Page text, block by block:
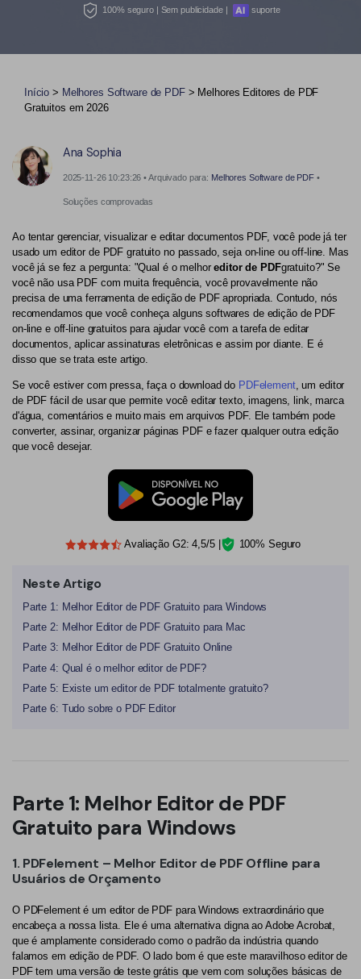
Juntar PDF
Leitor de PDF com IA
Mais ferramentas online
Cloud
PDFelement Cloud
Novo PDFelement：Mais inteligente,
rápido e fácil
Do poder da IA às ferramentas em massa – o novo
Baixe Grátis
Organizar PDF
Formulário PDF
Assinar Legalmente
Redigir Inteligente
PDF OCR
Extrair Dados em PDF
PDF Protegido por Senha
Compartilhar PDF
IA de PDF
Chat com PDF
Resumidor de PDF com IA
Tradutor de PDF com IA
Verificador Gramatical com IA
Detectar Conteúdo de IA
Reescrever PDF com IA
Explicar PDF com IA
Todos os recursos do PDF
Dicas de negócios
Conhecimento de PDF
Soluções de PDF para
Educação
Jurídico
Saúde
Financeiro
Governo
Publicação
Freelancer
Avaliações & Prêmios
Histórias de clientes
Avaliações de clientes
Prêmios G2
Guia do usuário
PDFelement para Mac
PDFelement para iOS
Contatar Suporte
Novidades
Central de Downloads
Atualizar para o PDFelement 12
100% seguro | Sem publicidade | suporte
Início > Melhores Software de PDF> Melhores Editores de PDF
Gratuitos em 2026
Ana Sophia
2025-11-26 10:23:26 • Arquivado para: Melhores Software de PDF•
Soluções comprovadas
Ao tentar gerenciar, visualizar e editar documentos PDF, você pode já ter
usado um editor de PDF gratuito no passado, seja on-line ou off-line. Mas
você já se fez a pergunta: "Qual é o melhoreditor de PDFgratuito?" Se
você não usa PDF com muita frequência, você provavelmente não
precisa de uma ferramenta de edição de PDF apropriada. Contudo, nós
recomendamos que você conheça alguns softwares de edição de PDF
on-line e off-line gratuitos para ajudar você com a tarefa de editar
documentos, aplicar assinaturas eletrônicas e assim por diante. E é
disso que se trata este artigo.
Se você estiver com pressa, faça o download do PDFelement, um editor
de PDF fácil de usar que permite você editar texto, imagens, link, marca
d'água, comentários e muito mais em arquivos PDF. Ele também pode
converter, assinar, organizar páginas PDF e fazer qualquer outra edição
que você desejar.
Avaliação G2: 4,5/5 | 100% Seguro
Neste Artigo
Parte 1: Melhor Editor de PDF Gratuito para Windows
Parte 2: Melhor Editor de PDF Gratuito para Mac
Parte 3: Melhor Editor de PDF Gratuito Online
Parte 4: Qual é o melhor editor de PDF?
Parte 5: Existe um editor de PDF totalmente gratuito?
Parte 6: Tudo sobre o PDF Editor
Parte 1: Melhor Editor de PDF
Gratuito para Windows
1. PDFelement – Melhor Editor de PDF Offline para
Usuários de Orçamento
O PDFelement é um editor de PDF para Windows extraordinário que
encabeça a nossa lista. Ele é uma alternativa digna ao Adobe Acrobat,
que é amplamente considerado como o padrão da indústria quando
falamos em edição de PDF. O lado bom é que este maravilhoso editor de
PDF tem uma versão de teste grátis que vem com soluções básicas de